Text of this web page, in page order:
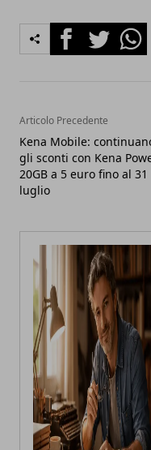
FacebookTwitter
Articolo Precedente
Kena Mobile:
gli sconti con Kena
20GB a 5 euro fino al 31
luglio